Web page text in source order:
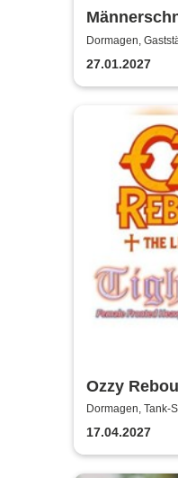
Dormagen,
27.01.2027
Ozzy
Cracker
Dormagen, Tank-
17.04.2027